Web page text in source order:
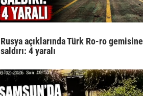
Rusya açıklarında Türk Ro-ro gemisine
saldırı: 4 yaralı